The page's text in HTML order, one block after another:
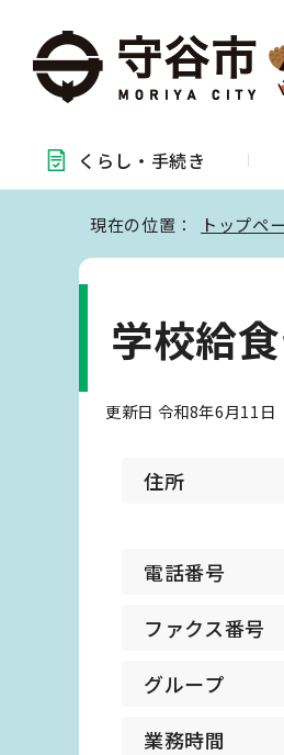
くらし・ 手続き
現在の位置： トップペ
学校給
更新日 令和8年6月11日
住所
電話番号
ファクス番号
グループ
業務時間